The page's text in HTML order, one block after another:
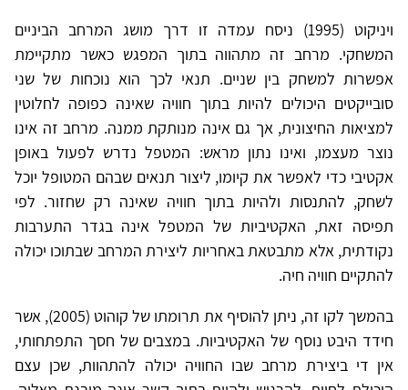
ויניקוט (1995) ניסח עמדה זו דרך מושג המרחב הביניים
המשחקי. מרחב זה מתהווה בתוך המפגש כאשר מתקיימת
אפשרות למשחק בין שניים. תנאי לכך הוא נוכחות של שני
סובייקטים היכולים להיות בתוך חוויה שאינה כפופה לחלוטין
למציאות החיצונית, אך גם אינה מנותקת ממנה. מרחב זה אינו
נוצר מעצמו, ואינו נתון מראש: המטפל נדרש לפעול באופן
אקטיבי כדי לאפשר את קיומו, ליצור תנאים שבהם המטופל יוכל
לשחק, להתנסות ולהיות בתוך חוויה שאינה רק שחזור. לפי
תפיסה זאת, האקטיביות של המטפל אינה בגדר התערבות
נקודתית, אלא מתבטאת באחריות ליצירת המרחב שבתוכו יכולה
להתקיים חוויה חיה.
בהמשך לקו זה, ניתן להוסיף את תרומתו של קוהוט (2005), אשר
חידד היבט נוסף של האקטיביות. במצבים של חסך התפתחותי,
אין די ביצירת מרחב שבו החוויה יכולה להתהוות, שכן עצם